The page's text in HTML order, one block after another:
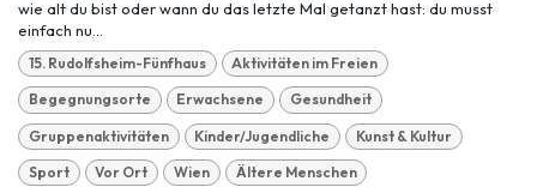
wie alt du bist oder wann du das letzte Mal getanzt hast: du musst
einfach nu...
15. Rudolfsheim-Fünfhaus Aktivitäten im Freien
Begegnungsorte Erwachsene Gesundheit
Gruppenaktivitäten Kinder/Jugendliche Kunst & Kultur
Sport Vor Ort Wien Ältere Menschen